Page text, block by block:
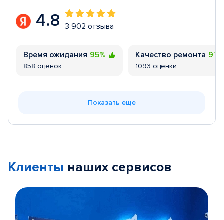
4.8 3 902 отзыва
Время ожидания 95%
858 оценок
Качество ремонта
1093 оценки
Показать еще
Клиенты наших сервисов